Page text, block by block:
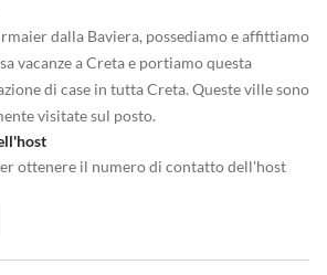
dalla Baviera, possediamo e affittiamo
vacanze a Creta e portiamo questa
di case in tutta Creta. Queste ville sono
visitate sul posto.
ottenere il numero di contatto dell'host